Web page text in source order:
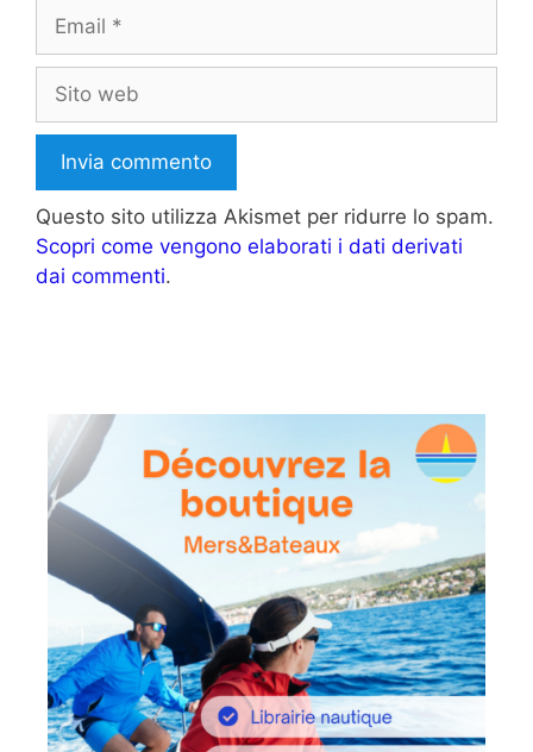
web
Questo sito utilizza Akismet per ridurre lo spam.
Scopri come vengono elaborati i dati derivati
dai commenti.